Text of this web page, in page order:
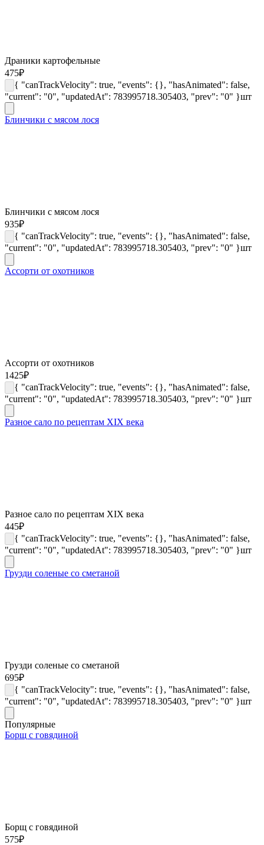
Драники картофельные
475₽
{ "canTrackVelocity": true, "events": {}, "hasAnimated": false,
"current": "0", "updatedAt": 783995718.305403, "prev": "0" }шт
Блинчики с мясом лося
Блинчики с мясом лося
935₽
{ "canTrackVelocity": true, "events": {}, "hasAnimated": false,
"current": "0", "updatedAt": 783995718.305403, "prev": "0" }шт
Ассорти от охотников
Ассорти от охотников
1425₽
{ "canTrackVelocity": true, "events": {}, "hasAnimated": false,
"current": "0", "updatedAt": 783995718.305403, "prev": "0" }шт
Разное сало по рецептам XIX века
Разное сало по рецептам XIX века
445₽
{ "canTrackVelocity": true, "events": {}, "hasAnimated": false,
"current": "0", "updatedAt": 783995718.305403, "prev": "0" }шт
Грузди соленые со сметаной
Грузди соленые со сметаной
695₽
{ "canTrackVelocity": true, "events": {}, "hasAnimated": false,
"current": "0", "updatedAt": 783995718.305403, "prev": "0" }шт
Популярные
Борщ с говядиной
Борщ с говядиной
575₽